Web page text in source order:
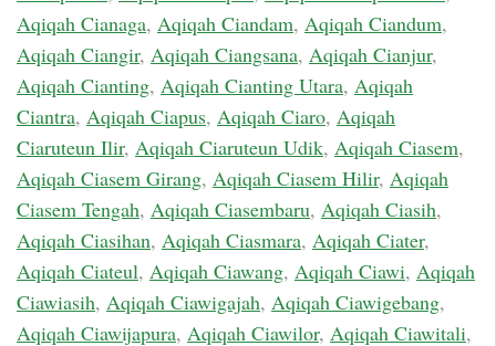
Aqiqah Cianaga, Aqiqah Ciandam, Aqiqah Ciandum,
Aqiqah Ciangir, Aqiqah Ciangsana, Aqiqah Cianjur,
Aqiqah Cianting, Aqiqah Cianting Utara, Aqiqah
Ciantra, Aqiqah Ciapus, Aqiqah Ciaro, Aqiqah
Ciaruteun Ilir, Aqiqah Ciaruteun Udik, Aqiqah Ciasem,
Aqiqah Ciasem Girang, Aqiqah Ciasem Hilir, Aqiqah
Ciasem Tengah, Aqiqah Ciasembaru, Aqiqah Ciasih,
Aqiqah Ciasihan, Aqiqah Ciasmara, Aqiqah Ciater,
Aqiqah Ciateul, Aqiqah Ciawang, Aqiqah Ciawi, Aqiqah
Ciawiasih, Aqiqah Ciawigajah, Aqiqah Ciawigebang,
Aqiqah Ciawijapura, Aqiqah Ciawilor, Aqiqah Ciawitali,